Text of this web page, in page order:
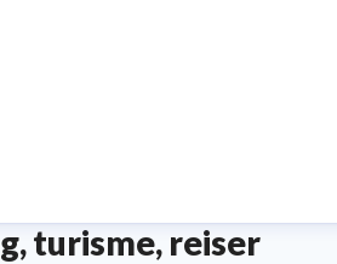
turisme, reiser